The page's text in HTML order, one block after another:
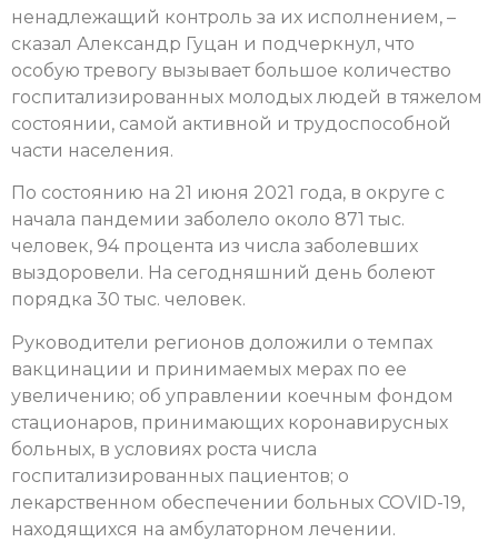
ненадлежащий контроль за их исполнением, –
сказал Александр Гуцан и подчеркнул, что
особую тревогу вызывает большое количество
госпитализированных молодых людей в тяжелом
состоянии, самой активной и трудоспособной
части населения.
По состоянию на 21 июня 2021 года, в округе с
начала пандемии заболело около 871 тыс.
человек, 94 процента из числа заболевших
выздоровели. На сегодняшний день болеют
порядка 30 тыс. человек.
Руководители регионов доложили о темпах
вакцинации и принимаемых мерах по ее
увеличению; об управлении коечным фондом
стационаров, принимающих коронавирусных
больных, в условиях роста числа
госпитализированных пациентов; о
лекарственном обеспечении больных COVID-19,
находящихся на амбулаторном лечении.